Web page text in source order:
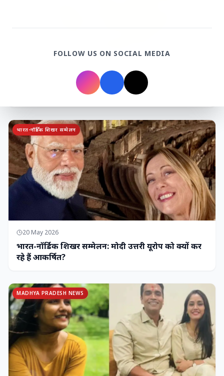
गोंद कतिरा वेलनेस ड्रिंक — पेट की सेहत के लिए रात भर का
उपाय जिसका आपका पेट इंतजार कर रहा था
भारत-नॉर्डिक शिखर सम्मेलन
20 May 2026
भारत-नॉर्डिक शिखर सम्मेलन: मोदी उत्तरी यूरोप को क्यों कर
रहे हैं आकर्षित?
MADHYA PRADESH NEWS
FOLLOW US ON SOCIAL MEDIA